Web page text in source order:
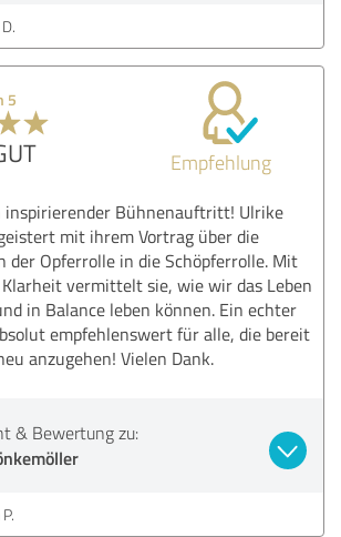
5
Empfehlung
inspirierender Bühnenauftritt! Ulrike
mit ihrem Vortrag über die
der Opferrolle in die Schöpferrolle. Mit
vermittelt sie, wie wir das Leben
in Balance leben können. Ein echter
empfehlenswert für alle, die bereit
anzugehen! Vielen Dank.
& Bewertung zu: